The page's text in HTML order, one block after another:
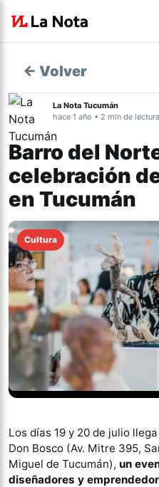
← Volver
La Nota Tucumán
hace 1 año • 2 min de lectura
Barro del
celebración
en Tucumán
Cultura
Los días 19 y 20 de julio llega
Don Bosco (Av. Mitre 395,
Miguel de Tucumán), un
diseñadores y